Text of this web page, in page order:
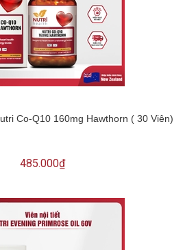
Co-Q10 160mg Hawthorn ( 30 Viên)
485.000₫